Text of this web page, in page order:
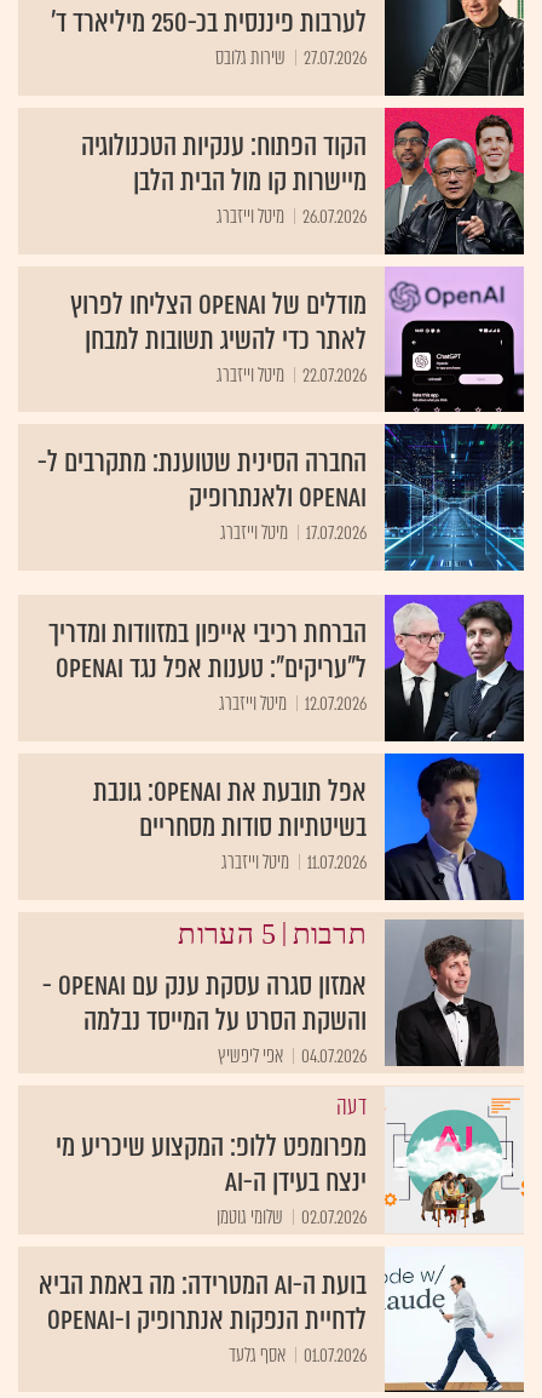
לערבות פיננסית בכ-250 מיליארד ד'
27.07.2026 שירות גלובס
הקוד הפתוח: ענקיות הטכנולוגיה
מיישרות קו מול הבית הלבן
26.07.2026 מיטל וייזברג
מודלים של OpenAI הצליחו לפרוץ
לאתר כדי להשיג תשובות למבחן
22.07.2026 מיטל וייזברג
החברה הסינית שטוענת: מתקרבים ל-
OpenAI ולאנתרופיק
17.07.2026 מיטל וייזברג
הברחת רכיבי אייפון במזוודות ומדריך
ל"עריקים": טענות אפל נגד OpenAI
12.07.2026 מיטל וייזברג
אפל תובעת את OpenAI: גונבת
בשיטתיות סודות מסחריים
11.07.2026 מיטל וייזברג
תרבות | 5 הערות
אמזון סגרה עסקת ענק עם openAI -
והשקת הסרט על המייסד נבלמה
04.07.2026 אפי ליפשיץ
דעה
מפרומפט ללופ: המקצוע שיכריע מי
ינצח בעידן ה-AI
02.07.2026 שלומי גוטמן
בועת ה-AI המטרידה: מה באמת הביא
לדחיית הנפקות אנתרופיק ו-OpenAI
01.07.2026 אסף גלעד